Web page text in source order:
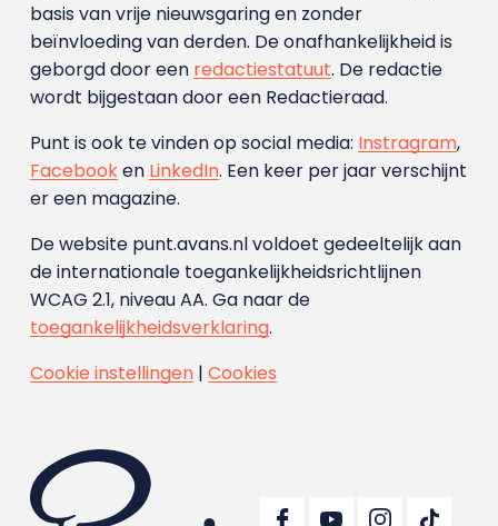
basis van vrije nieuwsgaring en zonder
beïnvloeding van derden. De onafhankelijkheid is
geborgd door een redactiestatuut. De redactie
wordt bijgestaan door een Redactieraad.
Punt is ook te vinden op social media: Instragram,
Facebooken LinkedIn. Een keer per jaar verschijnt
er een magazine.
De website punt.avans.nl voldoet gedeeltelijk aan
de internationale toegankelijkheidsrichtlijnen
WCAG 2.1, niveau AA. Ga naar de
toegankelijkheidsverklaring.
Cookie instellingen| Cookies